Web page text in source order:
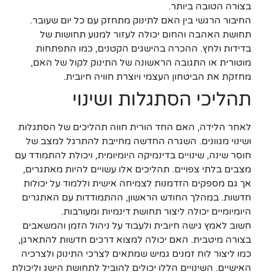
בצורה הטובה ביותר.
החיבור הרגשי בין האם לתינוק מתחזק עם כל יום שעובר.
תחושת האהבה והחום יכולה לעזור למנוע תחושות של
בדידות ולחץ. ההכרה בהישגים הקטנים, כמו התפתחות
מוטורית או התגובה הראשונה של התינוק לקול של האם,
מחזקת את הביטחון העצמי ויוצרת חוויה חיובית.
תהליכי הסתגלות ושינוי
לאחר הלידה, האם החד הורית חווה תהליכים של הסתגלות
ושינוי מגוונים. השגרה החדשה מחייבת להתרגל למצב של
חוסר שינה, שינויים בדינמיקה היומיומית, ויכולת להתמודד עם
מצבים בלתי צפויים. תהליכים אלו עשויים להיות מאתגרים,
אך גם מספקים הזדמנות לצמיחה אישית וללמוד על יכולות
חדשות. במהלך החודש הראשון, ההתמודדות עם האתגרים
היומיומיים יכולה ליצור תחושת דינמיות ומעורבות.
חשוב לאמץ גישה חיובית ולעבוד על ניהול הזמן והמשאבים
בצורה מיטבית. האם יכולה למצוא דרכים חדשות להתארגן,
כמו ליצור לוח זמנים גמיש שמתאים לצרכי התינוק ולצרכיה
האישיים. השינויים הללו יכולים להוביל לתחושת הישג וליכולת